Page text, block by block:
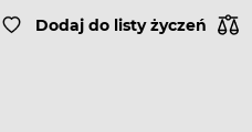
Dodaj do listy życzeń